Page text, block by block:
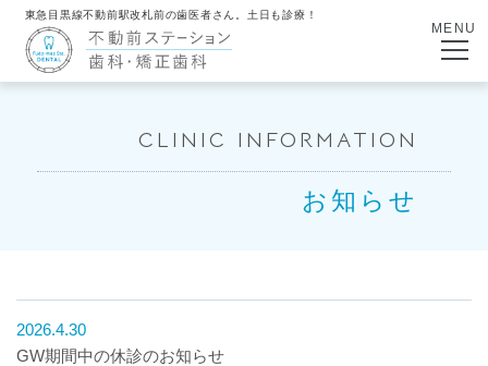
CLINIC INFORMATION
お知らせ
2026.4.30
GW期間中の休診のお知らせ
東急目黒線不動前駅改札前の歯医者さん。土日も診療！
MENU